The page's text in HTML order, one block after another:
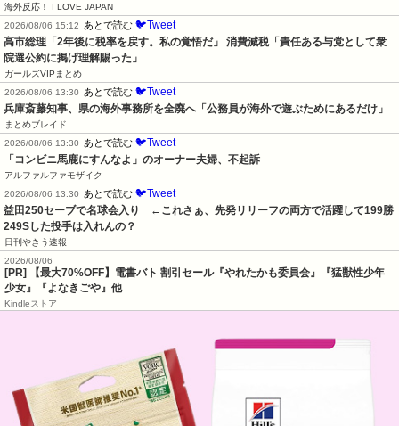
海外反応！ I LOVE JAPAN
2026/08/06 15:12
あとで読む 🐦Tweet
高市総理「2年後に税率を戻す。私の覚悟だ」 消費減税「責任ある与党として衆
院選公約に掲げ理解賜った」
ガールズVIPまとめ
2026/08/06 13:30
あとで読む 🐦Tweet
兵庫斎藤知事、県の海外事務所を全廃へ「公務員が海外で遊ぶためにあるだけ」
まとめブレイド
2026/08/06 13:30
あとで読む 🐦Tweet
「コンビニ馬鹿にすんなよ」のオーナー夫婦、不起訴
アルファルファモザイク
2026/08/06 13:30
あとで読む 🐦Tweet
益田250セーブで名球会入り　←これさぁ、先発リリーフの両方で活躍して199勝
249Sした投手は入れんの？
日刊やきう速報
2026/08/06
[PR]
【最大70%OFF】電書バト 割引セール『やれたかも委員会』『猛獣性少年
少女』『よなきごや』他
Kindleストア